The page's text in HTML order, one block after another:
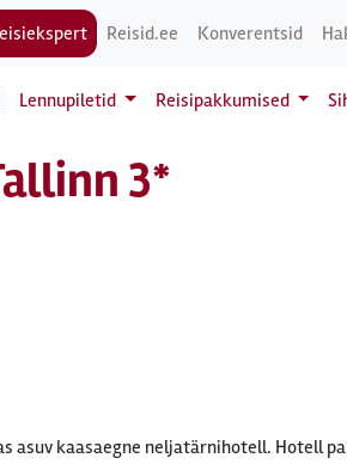
Reisid.ee Konverentsid
Lennupiletid Reisipakkumised
3*
asuv kaasaegne neljatärnihotell. Hotell
Jaapani basseinis ning nautida